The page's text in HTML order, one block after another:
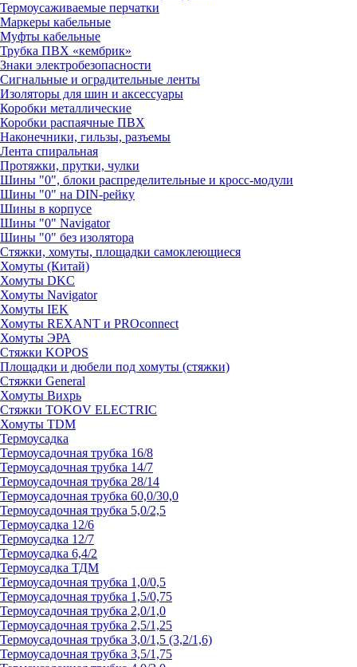
Термоусаживаемые перчатки
Маркеры кабельные
Муфты кабельные
Трубка ПВХ «кембрик»
Знаки электробезопасности
Сигнальные и оградительные ленты
Изоляторы для шин и аксессуары
Коробки металлические
Коробки распаячные ПВХ
Наконечники, гильзы, разъемы
Лента спиральная
Протяжки, прутки, чулки
Шины "0", блоки распределительные и кросс-модули
Шины "0" на DIN-рейку
Шины в корпусе
Шины "0" Navigator
Шины "0" без изолятора
Стяжки, хомуты, площадки самоклеющиеся
Хомуты (Китай)
Хомуты DKC
Хомуты Navigator
Хомуты IEK
Хомуты REXANT и PROconnect
Хомуты ЭРА
Стяжки KOPOS
Площадки и дюбели под хомуты (стяжки)
Стяжки General
Хомуты Вихрь
Стяжки TOKOV ELECTRIC
Хомуты TDM
Термоусадка
Термоусадочная трубка 16/8
Термоусадочная трубка 14/7
Термоусадочная трубка 28/14
Термоусадочная трубка 60,0/30,0
Термоусадочная трубка 5,0/2,5
Термоусадка 12/6
Термоусадка 12/7
Термоусадка 6,4/2
Термоусадка ТДМ
Термоусадочная трубка 1,0/0,5
Термоусадочная трубка 1,5/0,75
Термоусадочная трубка 2,0/1,0
Термоусадочная трубка 2,5/1,25
Термоусадочная трубка 3,0/1,5 (3,2/1,6)
Термоусадочная трубка 3,5/1,75